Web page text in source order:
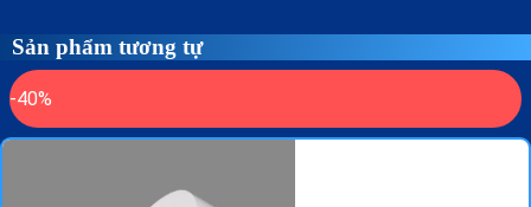
Sản phẩm tương tự
-40%